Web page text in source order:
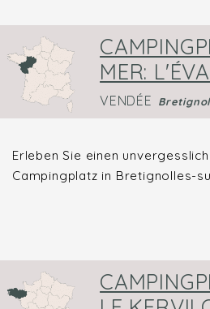
MER:
VENDÉE
Erleben Sie einen
Campingplatz in Bretignolles-